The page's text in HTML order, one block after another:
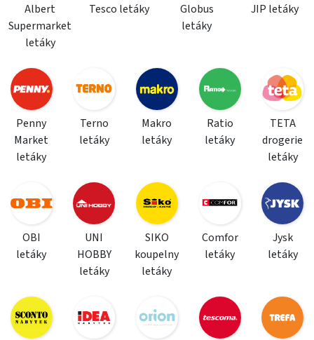
Albert
Supermarket
letáky
Tesco letáky
Globus
letáky
JIP letáky
Penny
Market
letáky
Terno
letáky
Makro
letáky
Ratio
letáky
TETA
drogerie
letáky
OBI
letáky
UNI
HOBBY
letáky
SIKO
koupelny
letáky
Comfor
letáky
Jysk
letáky